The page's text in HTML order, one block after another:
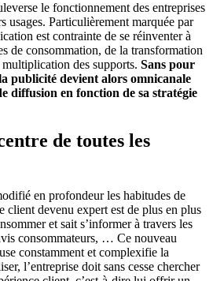
le fonctionnement des entreprises
usages. Particulièrement marquée par
est contrainte de se réinventer à
de consommation, de la transformation
des supports. Sans pour
publicité devient alors omnicanale
diffusion en fonction de sa stratégie
de toutes les
en profondeur les habitudes de
client devenu expert est de plus en plus
et sait s’informer à travers les
consommateurs, … Ce nouveau
constamment et complexifie la
l’entreprise doit sans cesse chercher